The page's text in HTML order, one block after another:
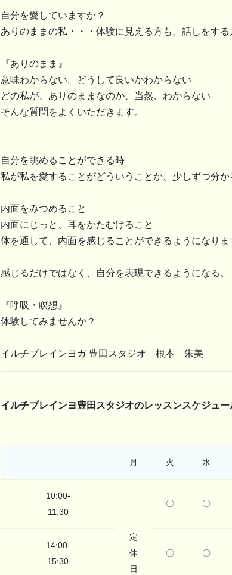
自分を愛していますか？
ありのままの私・・・体験に見える方も、話しをする
『ありのまま』
意味わからない。どうして良いかわからない
どの私が、ありのままなのか、当然、わからない
そんな質問をよくいただきます。
自分を眺めることができる時
私が私を愛することがどういうことか、少しずつ分か
内面をみつめること
内面にじっと、耳をかたむけること
体を通して、内面を感じることができるようになりま
感じるだけではなく、自分を表現できるようになる。
『呼吸・瞑想』
体験してみませんか？
イルチブレインヨガ 豊田スタジオ 根本 朱美
イルチブレインヨ豊田スタジオのレッスンスケジュー
月 火 水
10:00-
11:30
定
休
日
〇 〇
14:00-
15:30
〇 〇